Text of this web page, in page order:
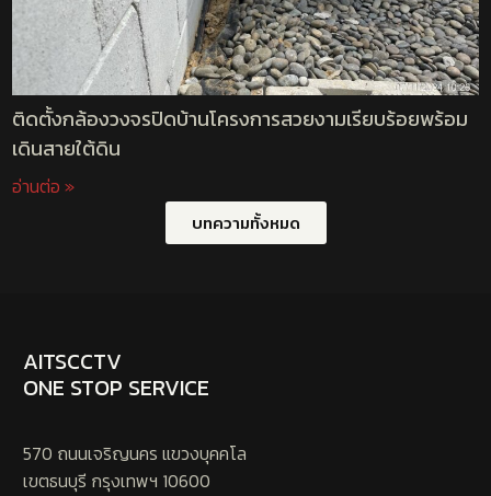
ติดตั้งกล้องวงจรปิดบ้านโครงการสวยงามเรียบร้อยพร้อม
เดินสายใต้ดิน
อ่านต่อ »
บทความทั้งหมด
AITSCCTV
ONE STOP SERVICE
570 ถนนเจริญนคร แขวงบุคคโล
เขตธนบุรี กรุงเทพฯ 10600